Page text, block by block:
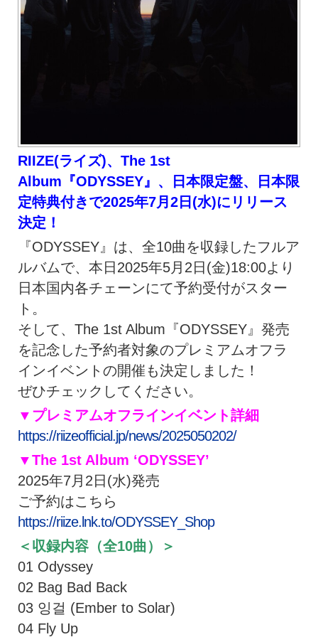
RIIZE(ライズ)、The 1st
Album『ODYSSEY』、日本限定盤、日本限
定特典付きで2025年7月2日(水)にリリース
決定！
『ODYSSEY』は、全10曲を収録したフルア
ルバムで、本日2025年5月2日(金)18:00より
日本国内各チェーンにて予約受付がスター
ト。
そして、The 1st Album『ODYSSEY』発売
を記念した予約者対象のプレミアムオフラ
インイベントの開催も決定しました！
ぜひチェックしてください。
▼プレミアムオフラインイベント詳細
https://riizeofficial.jp/news/2025050202/
▼The 1st Album ‘ODYSSEY’
2025年7月2日(水)発売
ご予約はこちら
https://riize.lnk.to/ODYSSEY_Shop
＜収録内容（全10曲）＞
01 Odyssey
02 Bag Bad Back
03 잉걸 (Ember to Solar)
04 Fly Up